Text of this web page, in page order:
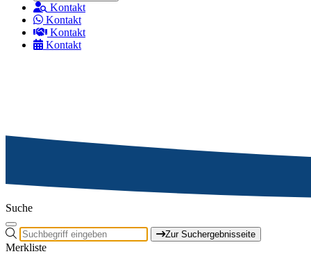
Kontakt
Kontakt
Kontakt
Kontakt
Suche
Zur Suchergebnisseite
Merkliste